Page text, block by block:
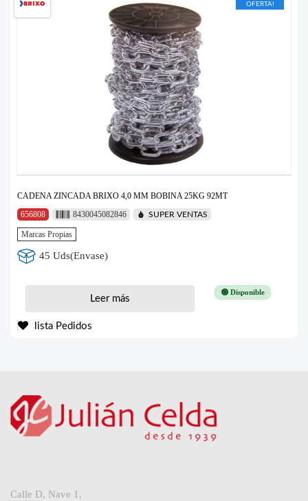
OFERTA!
CADENA ZINCADA BRIXO 4,0 MM BOBINA 25KG 92MT
656808
8430045082846 SUPER VENTAS
Marcas Propias
45 Uds(Envase)
🟢 Disponible
Leer más
lista Pedidos
Calle D, Nave 1,